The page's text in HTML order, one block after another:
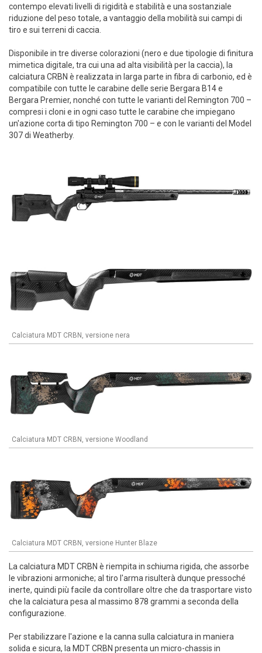
contempo elevati livelli di rigidità e stabilità e una sostanziale
riduzione del peso totale, a vantaggio della mobilità sui campi di
tiro e sui terreni di caccia.
Disponibile in tre diverse colorazioni (nero e due tipologie di finitura
mimetica digitale, tra cui una ad alta visibilità per la caccia), la
calciatura CRBN è realizzata in larga parte in fibra di carbonio, ed è
compatibile con tutte le carabine delle serie Bergara B14 e
Bergara Premier, nonché con tutte le varianti del Remington 700 –
compresi i cloni e in ogni caso tutte le carabine che impiegano
un'azione corta di tipo Remington 700 – e con le varianti del Model
307 di Weatherby.
Calciatura MDT CRBN, versione nera
Calciatura MDT CRBN, versione Woodland
Calciatura MDT CRBN, versione Hunter Blaze
La calciatura MDT CRBN è riempita in schiuma rigida, che assorbe
le vibrazioni armoniche; al tiro l'arma risulterà dunque pressoché
inerte, quindi più facile da controllare oltre che da trasportare visto
che la calciatura pesa al massimo 878 grammi a seconda della
configurazione.
Per stabilizzare l'azione e la canna sulla calciatura in maniera
solida e sicura, la MDT CRBN presenta un micro-chassis in